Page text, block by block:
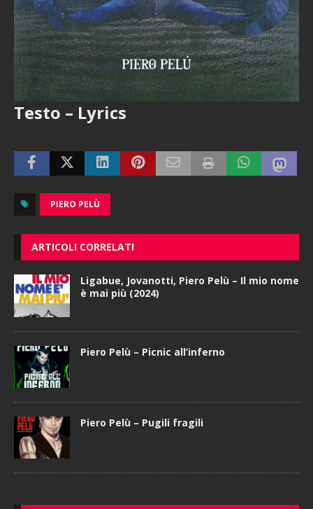
Testo – Lyrics
PIERO PELÙ
ARTICOLI CORRELATI
Ligabue, Jovanotti, Piero Pelù – Il mio nome
è mai più (2024)
Piero Pelù – Picnic all’inferno
Piero Pelù – Pugili fragili